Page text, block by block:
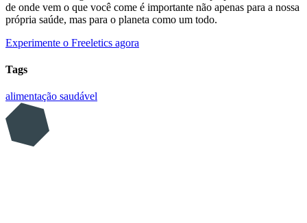
de onde vem o que você come é importante não apenas para a nossa
própria saúde, mas para o planeta como um todo.
Experimente o Freeletics agora
Tags
alimentação saudável